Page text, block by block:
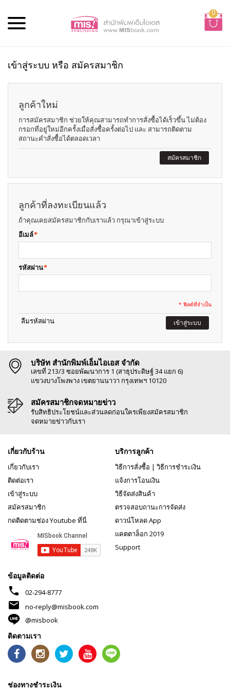
0
เข้าสู่ระบบ หรือ สมัครสมาชิก
ลูกค้าใหม่
การสมัครสมาชิก ช่วยให้คุณสามารถทำการสั่งซื้อได้เร็วขึ้น ไม่ต้อง
กรอกที่อยู่ใหม่อีกครั้งเมื่อสั่งซื้อครั้งต่อไป และ สามารถติดตาม
สถานะคำสั่งซื้อได้ตลอดเวลา
สมัครสมาชิก
ลูกค้าที่ลงทะเบียนแล้ว
ถ้าคุณเคยสมัครสมาชิกกับเราแล้ว กรุณาเข้าสู่ระบบ
*
อีเมล์
*
รหัสผ่าน
* ฟิลด์ที่จำเป็น
ลืมรหัสผ่าน เข้าสู่ระบบ
บริษัท สำนักพิมพ์เอ็มไอเอส จำกัด
เลขที่ 213/3 ซอยพัฒนาการ 1 (สาธุประดิษฐ์ 34 แยก 6)
แขวงบางโพงพาง เขตยานนาวา กรุงเทพฯ 10120
สมัครสมาชิกจดหมายข่าว
รับสิทธิประโยชน์และส่วนลดก่อนใครเพียงสมัครสมาชิก
จดหมายข่าวกับเรา
เกี่ยวกับร้าน
เกี่ยวกับเรา
ติดต่อเรา
เข้าสู่ระบบ
สมัครสมาชิก
กดติดตามช่อง Youtube ที่นี่
บริการลูกค้า
วิธีการสั่งซื้อ | วิธีการชำระเงิน
แจ้งการโอนเงิน
วิธีจัดส่งสินค้า
ตรวจสอบถานะการจัดส่ง
ดาวน์โหลด App
แคตตาล็อก 2019
Support
ข้อมูลติดต่อ
phone 02-294-8777
mail
no-reply@misbook.com
@misbook
ติดตามเรา
ช่องทางชำระเงิน